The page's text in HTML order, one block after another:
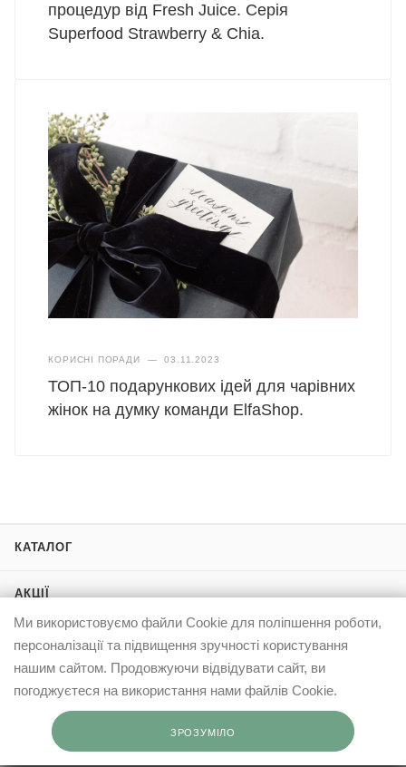
процедур від Fresh Juice. Серія
Superfood Strawberry & Chia.
КОРИСНІ ПОРАДИ — 03.11.2023
ТОП-10 подарункових ідей для чарівних
жінок на думку команди ElfaShop.
КАТАЛОГ
АКЦІЇ
ПРО ELFASHOP
ІНФОРМАЦІЯ
Ми використовуємо файли Cookie для поліпшення роботи,
персоналізації та підвищення зручності користування
нашим сайтом. Продовжуючи відвідувати сайт, ви
погоджуєтеся на використання нами файлів Cookie.
ЗРОЗУМІЛО